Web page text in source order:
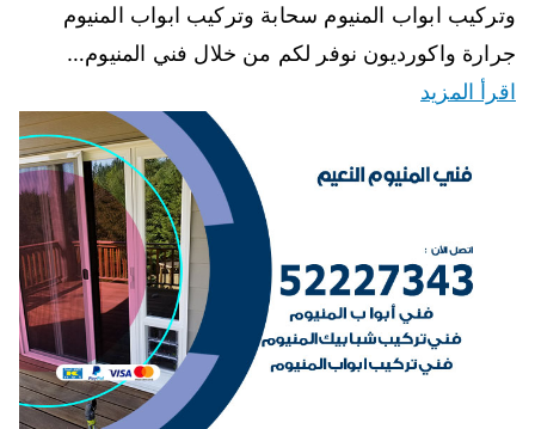
وتركيب ابواب المنيوم سحابة وتركيب ابواب المنيوم
جرارة واكورديون نوفر لكم من خلال فني المنيوم…
اقرأ المزيد